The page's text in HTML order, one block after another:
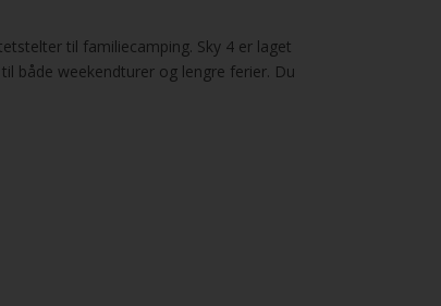
til familiecamping. Sky 4 er laget
både weekendturer og lengre ferier. Du